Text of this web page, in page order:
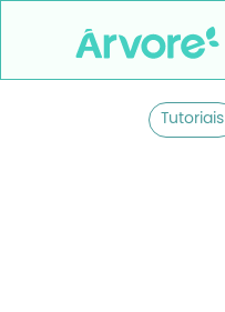
Tutoriais